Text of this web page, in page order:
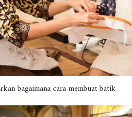
bagaimana cara membuat batik